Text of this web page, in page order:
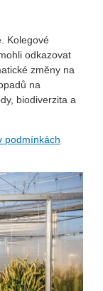
Kolegové
odkazovat
změny na
na
biodiverzita a
podmínkách